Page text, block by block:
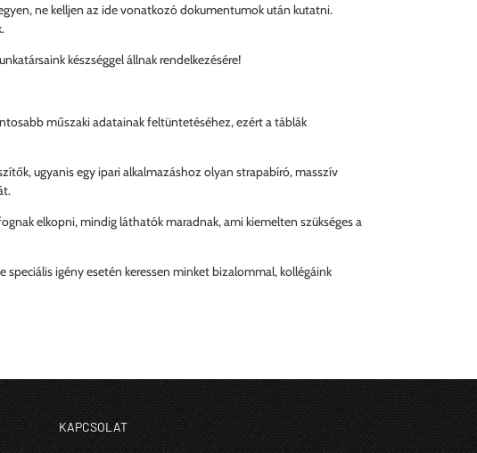
ne kelljen az ide vonatkozó dokumentumok után kutatni.
készséggel állnak rendelkezésére!
műszaki adatainak feltüntetéséhez, ezért a táblák
ugyanis egy ipari alkalmazáshoz olyan strapabíró, masszív
elkopni, mindig láthatók maradnak, ami kiemelten szükséges a
igény esetén keressen minket bizalommal, kollégáink
KAPCSOLAT